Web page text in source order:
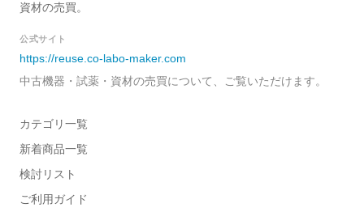
資材の売買。
公式サイト
https://reuse.co-labo-maker.com
中古機器・試薬・資材の売買について、ご覧いただけます。
カテゴリ一覧
新着商品一覧
検討リスト
ご利用ガイド